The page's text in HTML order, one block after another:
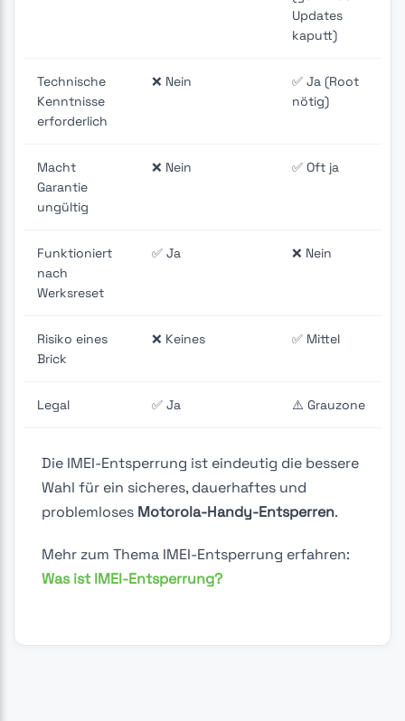
Updates
kaputt)
Technische
Kenntnisse
erforderlich
❌ Nein
✅ Ja (Root
nötig)
Macht
Garantie
ungültig
❌ Nein ✅ Oft ja
Funktioniert
nach
Werksreset
✅ Ja ❌ Nein
Risiko eines
Brick
❌ Keines ✅ Mittel
Legal ✅ Ja ⚠️ Grauzone
Die IMEI-Entsperrung ist eindeutig die bessere
Wahl für ein sicheres, dauerhaftes und
problemloses Motorola-Handy-Entsperren.
Mehr zum Thema IMEI-Entsperrung erfahren:
Was ist IMEI-Entsperrung?